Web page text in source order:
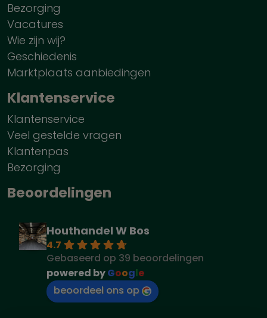
Bezorging
Vacatures
Wie zijn wij?
Geschiedenis
Marktplaats aanbiedingen
Klantenservice
Klantenservice
Veel gestelde vragen
Klantenpas
Bezorging
Beoordelingen
Houthandel W Bos
4.7
Gebaseerd op 39 beoordelingen
powered byGoogle
beoordeel ons op